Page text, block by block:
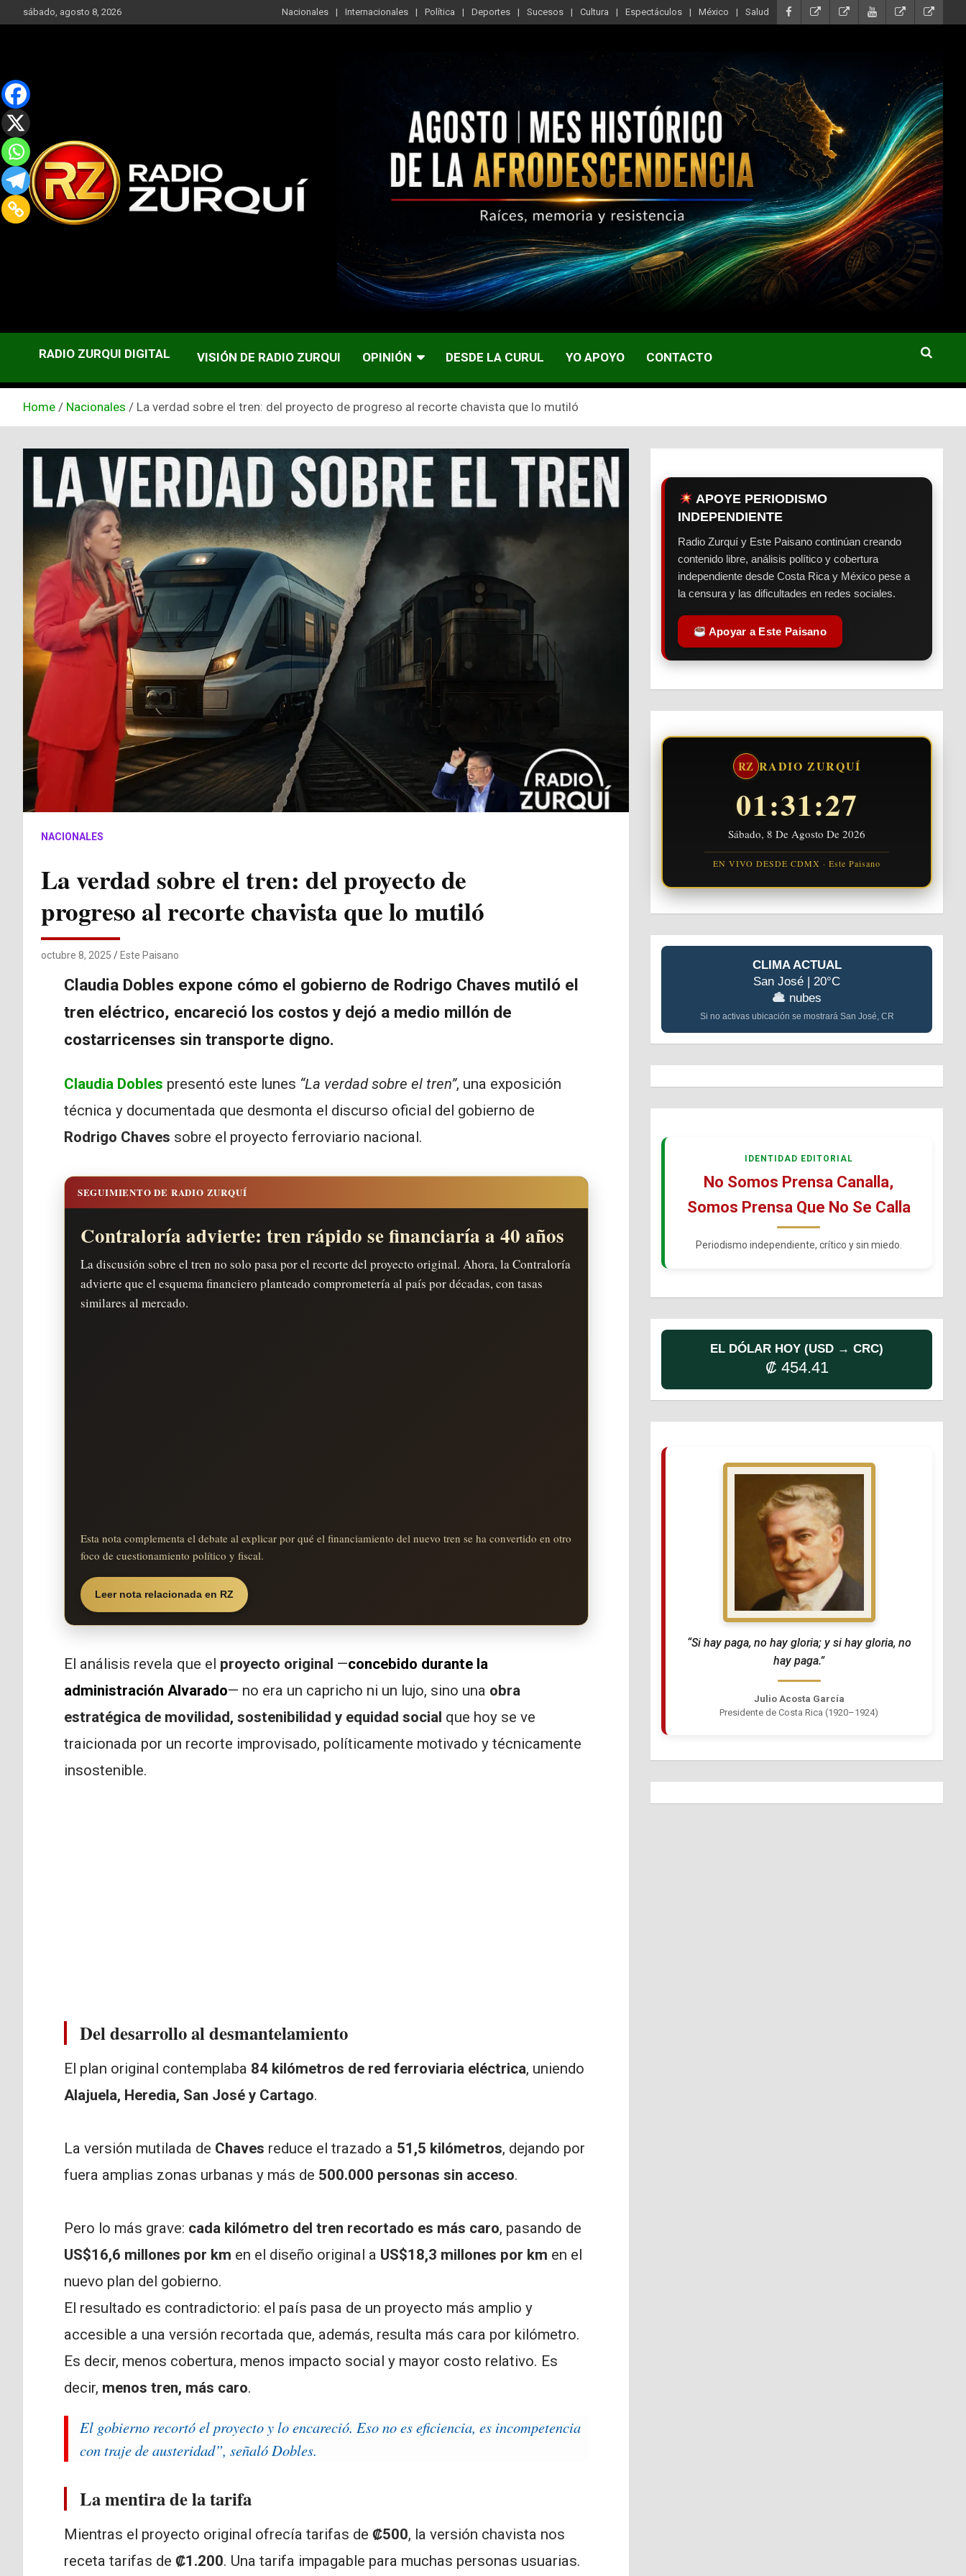
to
sábado, agosto 8, 2026 Nacionales Internacionales Política Deportes Sucesos Cultura Espectáculos México Salud
RADIO ZURQUI DIGITAL VISIÓN DE RADIO ZURQUI OPINIÓN DESDE LA CURUL YO APOYO CONTACTO
Home Nacionales La verdad sobre el tren: del proyecto de progreso al recorte chavista que lo mutiló
NACIONALES
La verdad sobre el tren: del proyecto de
progreso al recorte chavista que lo mutiló
octubre 8, 2025 Este Paisano
Claudia Dobles expone cómo el gobierno de Rodrigo Chaves mutiló el
tren eléctrico, encareció los costos y dejó a medio millón de
costarricenses sin transporte digno.
Claudia Dobles presentó este lunes “La verdad sobre el tren”, una exposición
técnica y documentada que desmonta el discurso oficial del gobierno de
Rodrigo Chaves sobre el proyecto ferroviario nacional.
SEGUIMIENTO DE RADIO ZURQUÍ
Contraloría advierte: tren rápido se financiaría a 40 años
La discusión sobre el tren no solo pasa por el recorte del proyecto original. Ahora, la Contraloría
advierte que el esquema financiero planteado comprometería al país por décadas, con tasas
similares al mercado.
Esta nota complementa el debate al explicar por qué el financiamiento del nuevo tren se ha convertido en otro
foco de cuestionamiento político y fiscal.
Leer nota relacionada en RZ
El análisis revela que el proyecto original —concebido durante la
administración Alvarado— no era un capricho ni un lujo, sino una obra
estratégica de movilidad, sostenibilidad y equidad social que hoy se ve
traicionada por un recorte improvisado, políticamente motivado y técnicamente
insostenible.
Del desarrollo al desmantelamiento
El plan original contemplaba 84 kilómetros de red ferroviaria eléctrica, uniendo
Alajuela, Heredia, San José y Cartago.
La versión mutilada de Chaves reduce el trazado a 51,5 kilómetros, dejando por
fuera amplias zonas urbanas y más de 500.000 personas sin acceso.
Pero lo más grave: cada kilómetro del tren recortado es más caro, pasando de
US$16,6 millones por km en el diseño original a US$18,3 millones por km en el
nuevo plan del gobierno.
El resultado es contradictorio: el país pasa de un proyecto más amplio y
accesible a una versión recortada que, además, resulta más cara por kilómetro.
Es decir, menos cobertura, menos impacto social y mayor costo relativo. Es
decir, menos tren, más caro.
El gobierno recortó el proyecto y lo encareció. Eso no es eficiencia, es incompetencia
con traje de austeridad”, señaló Dobles.
La mentira de la tarifa
Mientras el proyecto original ofrecía tarifas de ₡500, la versión chavista nos
receta tarifas de ₡1.200. Una tarifa impagable para muchas personas usuarias.
APOYE PERIODISMO
INDEPENDIENTE
Radio Zurquí y Este Paisano continúan creando
contenido libre, análisis político y cobertura
independiente desde Costa Rica y México pese a
la censura y las dificultades en redes sociales.
Apoyar a Este Paisano
RZ RADIO ZURQUÍ
01:31:29
Sábado, 8 De Agosto De 2026
EN VIVO DESDE CDMX · Este Paisano
CLIMA ACTUAL
San José | 20°C
nubes
Si no activas ubicación se mostrará San José, CR
IDENTIDAD EDITORIAL
No Somos Prensa Canalla,
Somos Prensa Que No Se Calla
Periodismo independiente, crítico y sin miedo.
EL DÓLAR HOY (USD → CRC)
₡ 454.41
“Si hay paga, no hay gloria; y si hay gloria, no
hay paga.”
Julio Acosta García
Presidente de Costa Rica (1920–1924)